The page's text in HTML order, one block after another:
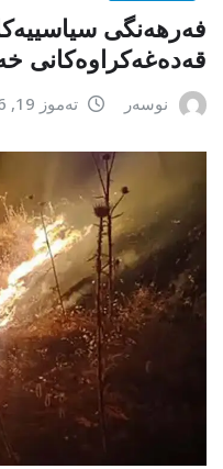
فەرهەنگی
قەدەغەکراوەکانی
نوسەر تەموز 19, 2026